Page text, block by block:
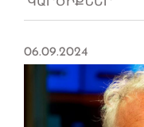
ԿԱՐԾԻՔՆԵՐ
06.09.2024